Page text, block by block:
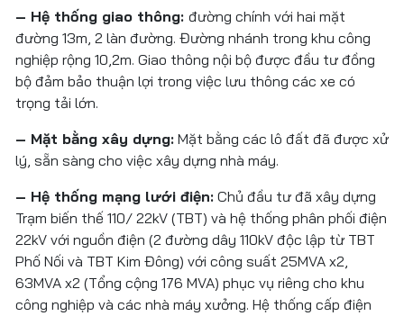
– Hệ thống giao thông: đường chính với hai mặt
đường 13m, 2 làn đường. Đường nhánh trong khu công
nghiệp rộng 10,2m. Giao thông nội bộ được đầu tư đồng
bộ đảm bảo thuận lợi trong việc lưu thông các xe có
trọng tải lớn.
– Mặt bằng xây dựng: Mặt bằng các lô đất đã được xử
lý, sẵn sàng cho việc xây dựng nhà máy.
– Hệ thống mạng lưới điện: Chủ đầu tư đã xây dựng
Trạm biến thế 110/ 22kV (TBT) và hệ thống phân phối điện
22kV với nguồn điện (2 đường dây 110kV độc lập từ TBT
Phố Nối và TBT Kim Đông) với công suất 25MVA x2,
63MVA x2 (Tổng cộng 176 MVA) phục vụ riêng cho khu
công nghiệp và các nhà máy xưởng. Hệ thống cấp điện